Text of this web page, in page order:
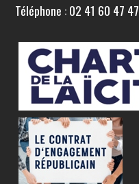
Téléphone : 02 41 60 47 47